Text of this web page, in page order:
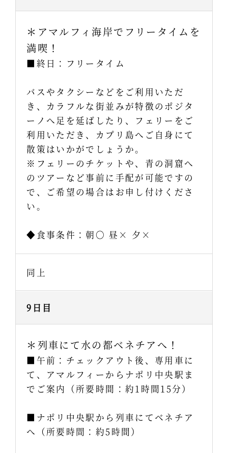
＊アマルフィ海岸でフリータイムを
満喫！
■終日：フリータイム
バスやタクシーなどをご利用いただ
き、カラフルな街並みが特徴のポジタ
ーノへ足を延ばしたり、フェリーをご
利用いただき、カプリ島へご自身にて
散策はいかがでしょうか。
※フェリーのチケットや、青の洞窟へ
のツアーなど事前に手配が可能ですの
で、ご希望の場合はお申し付けくださ
い。
◆食事条件：朝〇 昼× 夕×
同上
9日目
＊列車にて水の都ベネチアへ！
■午前：チェックアウト後、専用車に
て、アマルフィーからナポリ中央駅ま
でご案内（所要時間：約1時間15分）
■ナポリ中央駅から列車にてベネチア
へ（所要時間：約5時間）